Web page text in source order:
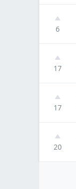
6
17
17
20